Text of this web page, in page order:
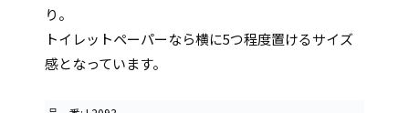
り。
トイレットペーパーなら横に5つ程度置けるサイズ
感となっています。